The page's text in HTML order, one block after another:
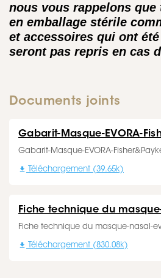
nous vous rappelons
en emballage stérile
et accessoires qui ont
seront pas repris en cas
Documents joints
Gabarit-Masque-EVORA-
Gabarit-Masque-EVORA-
 Téléchargement (39.65k)
Fiche technique du
Fiche technique du masque-nasal-
 Téléchargement (830.08k)